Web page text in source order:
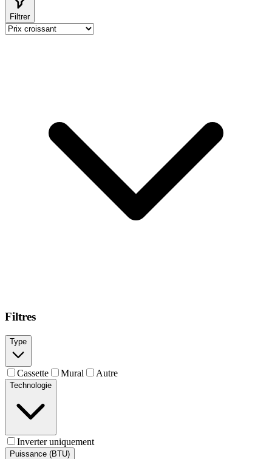
Filtrer
Filtres
Type
Cassette Mural Autre
Technologie
Inverter uniquement
Puissance (BTU)